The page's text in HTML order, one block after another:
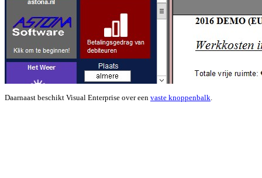
Daarnaast beschikt Visual Enterprise over een vaste knoppenbalk.